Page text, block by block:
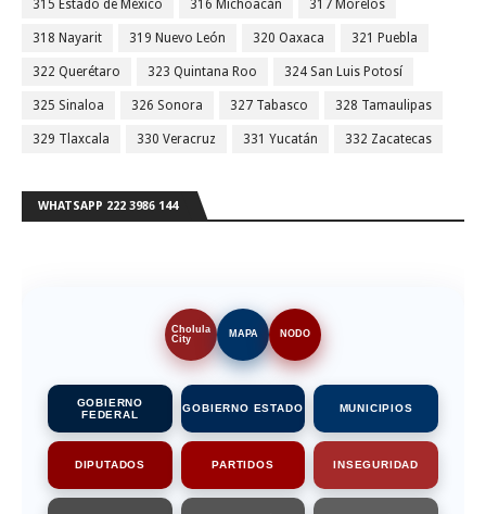
315 Estado de México 316 Michoacán 317 Morelos
318 Nayarit 319 Nuevo León 320 Oaxaca 321 Puebla
322 Querétaro 323 Quintana Roo 324 San Luis Potosí
325 Sinaloa 326 Sonora 327 Tabasco 328 Tamaulipas
329 Tlaxcala 330 Veracruz 331 Yucatán 332 Zacatecas
WHATSAPP 222 3986 144
Cholula
City
MAPA NODO
GOBIERNO
FEDERAL
GOBIERNO ESTADO MUNICIPIOS
DIPUTADOS PARTIDOS INSEGURIDAD